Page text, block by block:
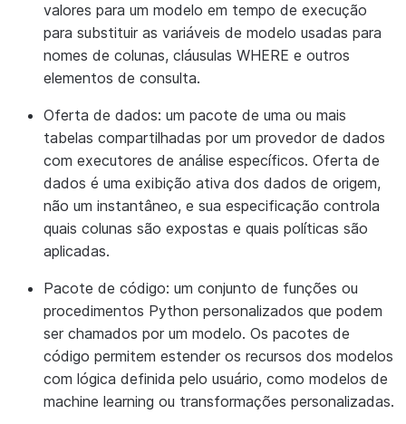
valores para um modelo em tempo de execução
para substituir as variáveis de modelo usadas para
nomes de colunas, cláusulas WHERE e outros
elementos de consulta.
Oferta de dados: um pacote de uma ou mais
tabelas compartilhadas por um provedor de dados
com executores de análise específicos. Oferta de
dados é uma exibição ativa dos dados de origem,
não um instantâneo, e sua especificação controla
quais colunas são expostas e quais políticas são
aplicadas.
Pacote de código: um conjunto de funções ou
procedimentos Python personalizados que podem
ser chamados por um modelo. Os pacotes de
código permitem estender os recursos dos modelos
com lógica definida pelo usuário, como modelos de
machine learning ou transformações personalizadas.